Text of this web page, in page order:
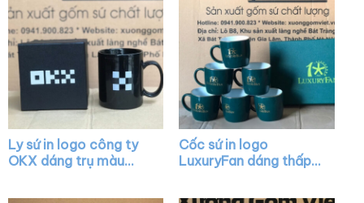
Ly sứ in logo công ty
OKX dáng trụ màu
Cốc sứ in logo
LuxuryFan dáng thấp